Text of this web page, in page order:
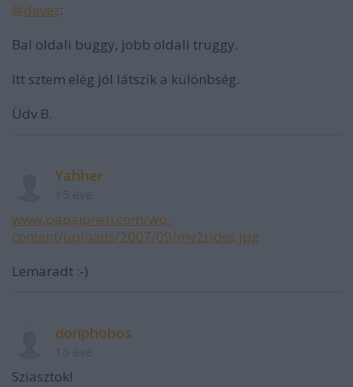
@davez:
Bal oldali buggy, jobb oldali truggy.
Itt sztem elég jól látszik a különbség.
Üdv B.
Yahher
www.papajoneh.com/wp-
content/uploads/2007/09/my2rides.jpg
Lemaradt :-)
donphobos
Sziasztok!